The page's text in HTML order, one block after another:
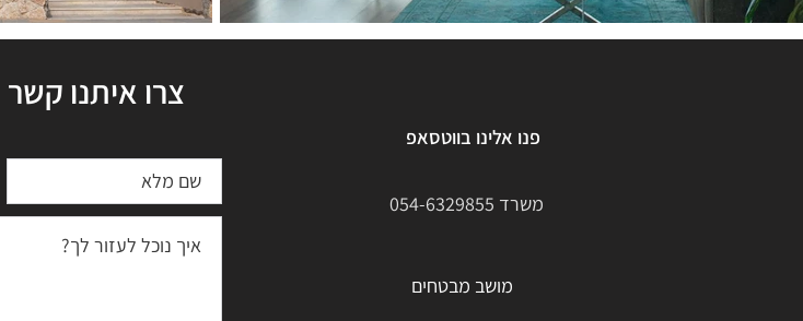
פנו אלינו בווטסאפ
משרד 054-6329855
מושב מבטחים
צרו איתנו קשר